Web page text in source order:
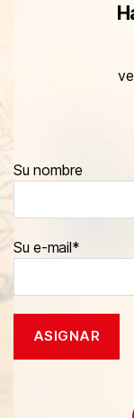
Su nombre
Su e-mail*